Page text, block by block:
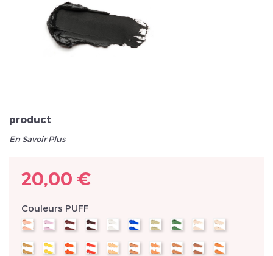
product
En Savoir Plus
20,00 €
Couleurs PUFF
new new new new new new new new new
new new new new new new new new new